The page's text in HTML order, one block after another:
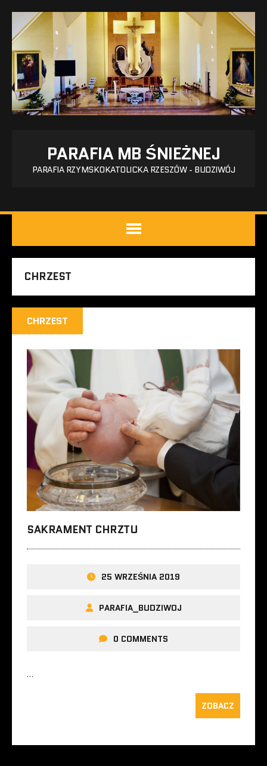
PARAFIA MB ŚNIEŻNEJ
PARAFIA RZYMSKOKATOLICKA RZESZÓW - BUDZIWÓJ
CHRZEST
CHRZEST
SAKRAMENT CHRZTU
25 WRZEŚNIA 2019
PARAFIA_BUDZIWOJ
0 COMMENTS
…
ZOBACZ